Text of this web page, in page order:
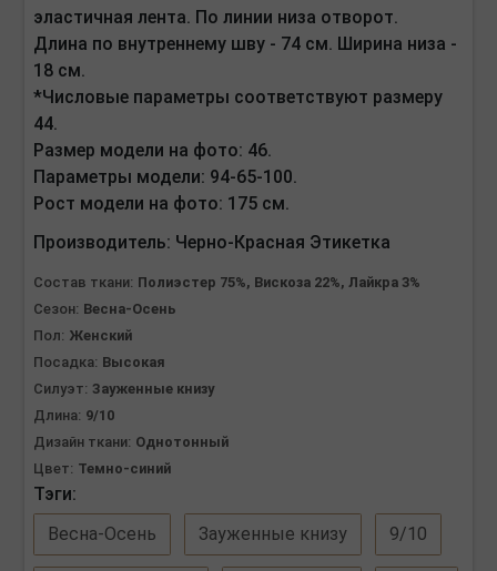
эластичная лента. По линии низа отворот.
Длина по внутреннему шву - 74 см. Ширина низа -
18 см.
*Числовые параметры соответствуют размеру
44.
Размер модели на фото: 46.
Параметры модели: 94-65-100.
Рост модели на фото: 175 см.
Производитель: Черно-Красная Этикетка
Состав ткани: Полиэстер 75%, Вискоза 22%, Лайкра 3%
Сезон: Весна-Осень
Пол: Женский
Посадка: Высокая
Силуэт: Зауженные книзу
Длина: 9/10
Дизайн ткани: Однотонный
Цвет: Темно-синий
Тэги:
Весна-Осень
Зауженные книзу 9/10